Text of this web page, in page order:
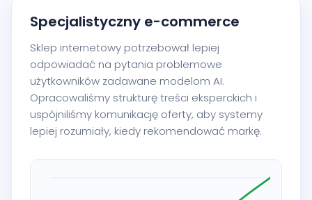
Specjalistyczny e-commerce
Sklep internetowy potrzebował lepiej
odpowiadać na pytania problemowe
użytkowników zadawane modelom AI.
Opracowaliśmy strukturę treści eksperckich i
uspójniliśmy komunikację oferty, aby systemy
lepiej rozumiały, kiedy rekomendować markę.